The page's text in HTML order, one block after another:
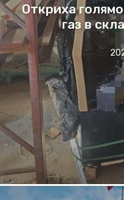
Откриха
газ в